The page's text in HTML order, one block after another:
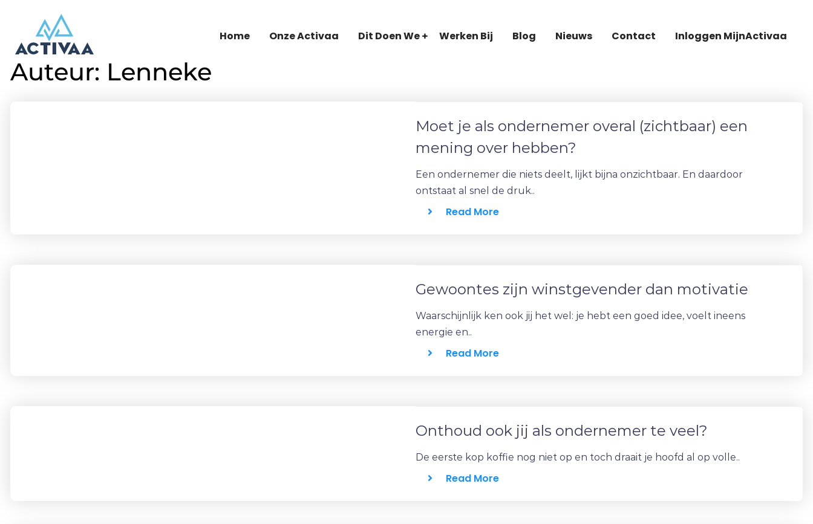
Home Onze Activaa Dit Doen We Werken Bij Blog Nieuws Contact Inloggen MijnActivaa
Auteur: Lenneke
Moet je als ondernemer overal (zichtbaar) een
mening over hebben?
Een ondernemer die niets deelt, lijkt bijna onzichtbaar. En daardoor
ontstaat al snel de druk..
Read More
Gewoontes zijn winstgevender dan motivatie
Waarschijnlijk ken ook jij het wel: je hebt een goed idee, voelt ineens
energie en..
Read More
Onthoud ook jij als ondernemer te veel?
De eerste kop koffie nog niet op en toch draait je hoofd al op volle..
Read More